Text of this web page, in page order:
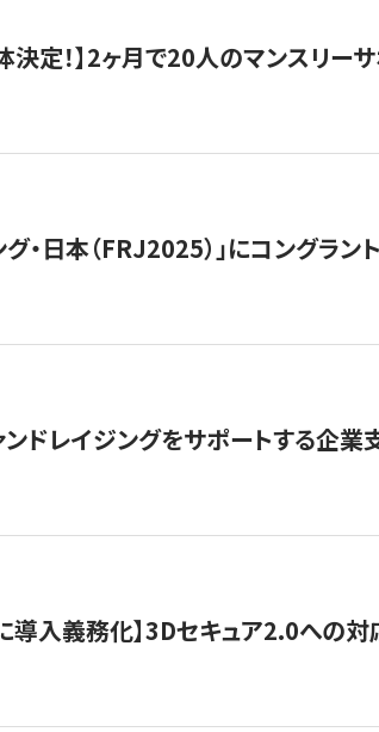
決定！】2ヶ月で20人のマンスリー
グ・日本（FRJ2025）」にコングラ
ドレイジングをサポートする企業
導入義務化】3Dセキュア2.0への対